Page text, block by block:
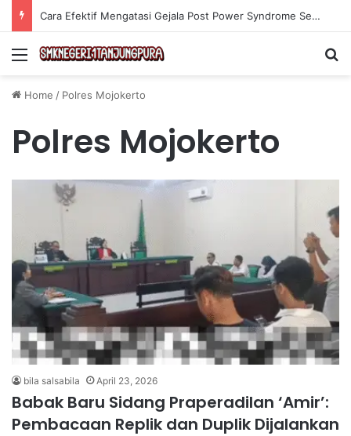
Cara Efektif Mengatasi Gejala Post Power Syndrome Setelah Pensiun Kerja
Menu
Home / Polres Mojokerto
Polres Mojokerto
bila salsabila April 23, 2026
Babak Baru Sidang Praperadilan ‘Amir’:
Pembacaan Replik dan Duplik Dijalankan